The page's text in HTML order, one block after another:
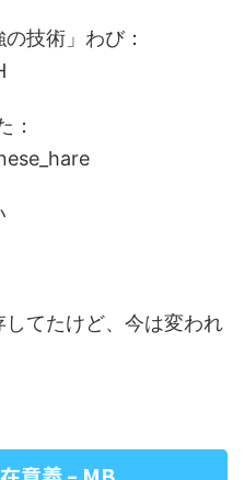
技術」わび：
：
してたけど、今は変われ